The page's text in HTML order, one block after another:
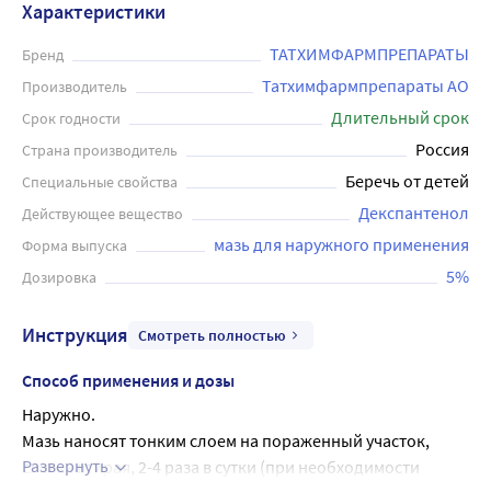
применять при различных кожных повреждениях, в том
числе при ожогах, порезах, трещинах, мозолях, сухости и
шелушении кожи. Ее можно использовать как взрослым,
раздражающего действия и не содержит красителей.
Объем тюбика - 25 грамм.
Характеристики
Бренд ТАТХИМФАРМПРЕПАРАТЫ
Производитель Татхимфармпрепараты АО
Срок годности Длительный срок
Страна производитель Россия
Специальные свойства Беречь от детей
Действующее вещество Декспантенол
Форма выпуска мазь для наружного применения
Дозировка 5%
Инструкция Смотреть полностью
Способ применения и дозы
Наружно.
Мазь наносят тонким слоем на пораженный участок,
слегка втирая, 2-4 раза в сутки (при необходимости
Развернуть